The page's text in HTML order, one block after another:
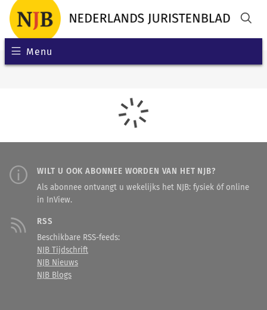
Menu
WILT U OOK ABONNEE WORDEN VAN HET NJB?
Als abonnee ontvangt u wekelijks het NJB: fysiek óf online
in InView.
RSS
Beschikbare RSS-feeds:
NJB Tijdschrift
NJB Nieuws
NJB Blogs